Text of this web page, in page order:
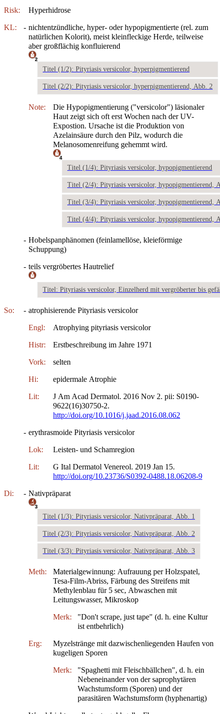
Risk: Hyperhidrose
KL: - nichtentzündliche, hyper- oder hypopigmentierte (rel. zum
natürlichen Kolorit), meist kleinfleckige Herde, teilweise
aber großflächig konfluierend
2
Titel (1/2): Pityriasis versicolor, hyperpigmentierend
Titel (2/2): Pityriasis versicolor, hyperpigmentierend, Abb. 2
Note:
Die Hypopigmentierung ("versicolor") läsionaler
Haut zeigt sich oft erst Wochen nach der UV-
Expostion. Ursache ist die Produktion von
Azelainsäure durch den Pilz, wodurch die
Melanosomenreifung gehemmt wird.
4
Titel (1/4): Pityriasis versicolor, hypopigmentierend
Titel (2/4): Pityriasis versicolor, hypopigmentierend,
Titel (3/4): Pityriasis versicolor, hypopigmentierend,
Titel (4/4): Pityriasis versicolor, hypopigmentierend,
- Hobelspanphänomen (feinlamellöse, kleieförmige
Schuppung)
- teils vergröbertes Hautrelief
Titel: Pityriasis versicolor, Einzelherd mit vergröberter bis
So: - atrophisierende Pityriasis versicolor
Engl: Atrophying pityriasis versicolor
Histr: Erstbeschreibung im Jahre 1971
Vork: selten
Hi: epidermale Atrophie
Lit:
J Am Acad Dermatol. 2016 Nov 2. pii: S0190-
9622(16)30750-2.
http://doi.org/10.1016/j.jaad.2016.08.062
- erythrasmoide Pityriasis versicolor
Lok: Leisten- und Schamregion
Lit:
G Ital Dermatol Venereol. 2019 Jan 15.
http://doi.org/10.23736/S0392-0488.18.06208-9
Di: - Nativpräparat
3
Titel (1/3): Pityriasis versicolor, Nativpräparat, Abb. 1
Titel (2/3): Pityriasis versicolor, Nativpräparat, Abb. 2
Titel (3/3): Pityriasis versicolor, Nativpräparat, Abb. 3
Meth:
Materialgewinnung: Aufrauung per Holzspatel,
Tesa-Film-Abriss, Färbung des Streifens mit
Methylenblau für 5 sec, Abwaschen mit
Leitungswasser, Mikroskop
Merk:
"Don't scrape, just tape" (d. h. eine Kultur
ist entbehrlich)
Erg:
Myzelstränge mit dazwischenliegenden Haufen von
kugeligen Sporen
Merk:
"Spaghetti mit Fleischbällchen", d. h. ein
Nebeneinander von der saprophytären
Wachstumsform (Sporen) und der
parasitären Wachstumsform (hyphenartig)